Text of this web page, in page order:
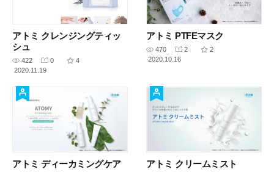
アトミ クレンジングティッ
シュ
422 0
4
2020.11.19
アトミ PTFEマスク
470 2
2
2020.10.16
アトミ ディーカミングケア アトミ クリームミスト